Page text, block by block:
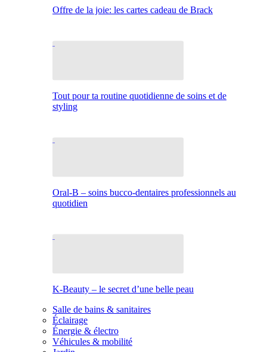
Offre de la joie: les cartes cadeau de Brack
Tout pour ta routine quotidienne de soins et de
styling
Oral-B – soins bucco-dentaires professionnels au
quotidien
K-Beauty – le secret d’une belle peau
Salle de bains & sanitaires
Éclairage
Énergie & électro
Véhicules & mobilité